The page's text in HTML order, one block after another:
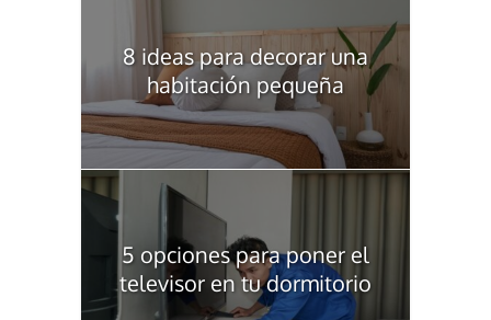
8 ideas para decorar una
habitación pequeña
5 opciones para poner el
televisor en tu dormitorio